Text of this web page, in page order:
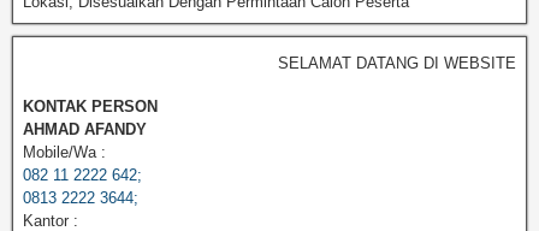
SELAMAT DATANG DI WEBSITE
KONTAK PERSON
AHMAD AFANDY
Mobile/Wa :
082 11 2222 642;
0813 2222 3644;
Kantor :